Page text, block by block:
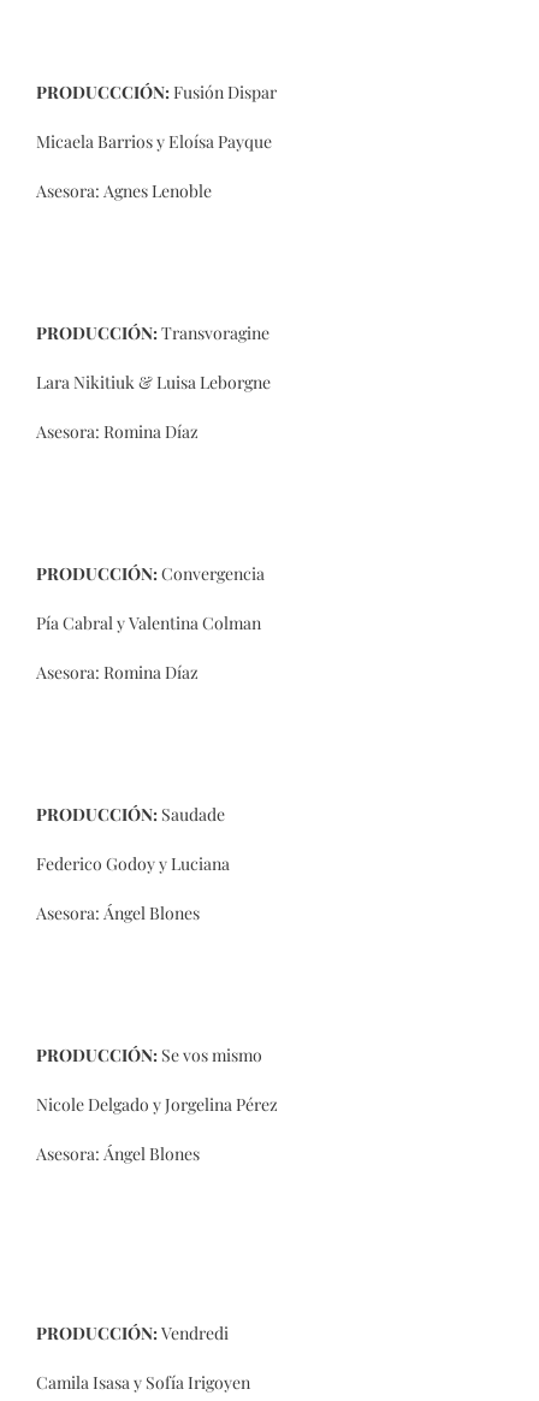
PRODUCCCIÓN:Fusión Dispar
Micaela Barrios y Eloísa Payque
Asesora: Agnes Lenoble
PRODUCCIÓN:Transvoragine
Lara Nikitiuk & Luisa Leborgne
Asesora: Romina Díaz
PRODUCCIÓN:Convergencia
Pía Cabral y Valentina Colman
Asesora: Romina Díaz
PRODUCCIÓN: Saudade
Federico Godoy y Luciana
Asesora: Ángel Blones
PRODUCCIÓN: Se vos mismo
Nicole Delgado y Jorgelina Pérez
Asesora: Ángel Blones
PRODUCCIÓN:Vendredi
Camila Isasa y Sofía Irigoyen